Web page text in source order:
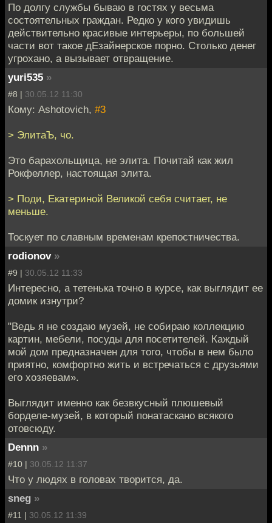
По долгу службы бываю в гостях у весьма
состоятельных граждан. Редко у кого увидишь
действительно красивые интерьеры, по большей
части вот такое дЕзайнерское порно. Столько денег
угрохано, а вызывает отвращение.
yuri535 »
#8 | 30.05.12 11:30
Кому: Ashotovich, #3
> ЭлитаЪ, чо.
Это барахольщица, не элита. Почитай как жил
Рокфеллер, настоящая элита.
> Поди, Екатериной Великой себя считает, не
меньше.
Тоскует по славным временам крепостничества.
rodionov »
#9 | 30.05.12 11:33
Интересно, а тетенька точно в курсе, как выглядит ее
домик изнутри?
"Ведь я не создаю музей, не собираю коллекцию
картин, мебели, посуды для посетителей. Каждый
мой дом предназначен для того, чтобы в нем было
приятно, комфортно жить и встречаться с друзьями
его хозяевам».
Выглядит именно как безвкусный плюшевый
борделе-музей, в который понатаскано всякого
отовсюду.
Dennn »
#10 | 30.05.12 11:37
Что у людях в головах творится, да.
sneg »
#11 | 30.05.12 11:39